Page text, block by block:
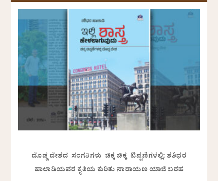
ದೊಡ್ಡ ದೇಶದ ಸಂಗತಿಗಳು ಚಿಕ್ಕ ಚಿಕ್ಕ ಟಿಪ್ಪಣಿಗಳಲ್ಲಿ: ಶಶಿಧರ
ಹಾಲಾಡಿಯವರ ಕೃತಿಯ ಕುರಿತು ನಾರಾಯಣ ಯಾಜಿ ಬರಹ